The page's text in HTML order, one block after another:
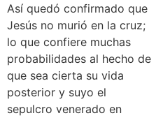
Así quedó confirmado que
Jesús no murió en la cruz;
lo que confiere muchas
probabilidades al hecho de
que sea cierta su vida
posterior y suyo el
sepulcro venerado en